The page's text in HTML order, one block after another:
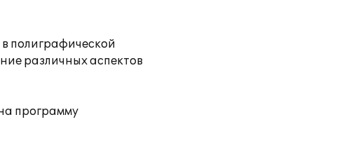
полиграфической
различных аспектов
программу